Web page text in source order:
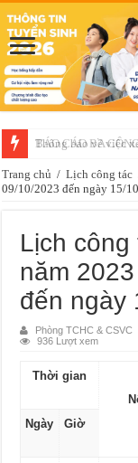
Thông báo về việc
Trang chủ / Lịch công tác
09/10/2023 đến ngày 15/
Lịch
năm
đến ngày
Phòng TCHC & CSVC
936 Lượt xem
Thời gian
Ngày
Giờ